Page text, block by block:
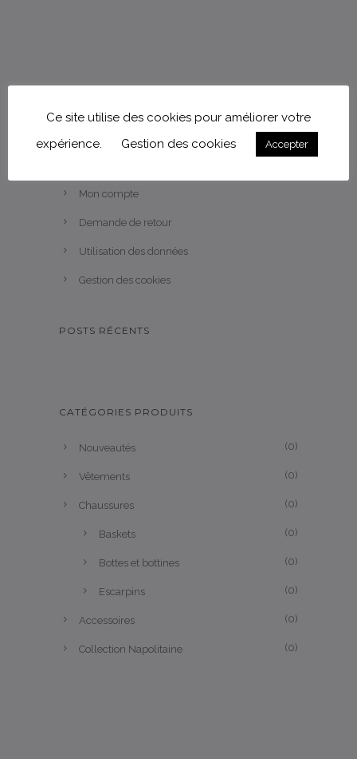
Mon compte
Demande de retour
Utilisation des données
Gestion des cookies
POSTS RÉCENTS
CATÉGORIES PRODUITS
Nouveautés (0)
Vêtements (0)
Chaussures (0)
Baskets (0)
Bottes et bottines (0)
Escarpins (0)
Accessoires (0)
Collection Napolitaine (0)
Ce site utilise des cookies pour améliorer votre
expérience.
Gestion des cookies Accepter